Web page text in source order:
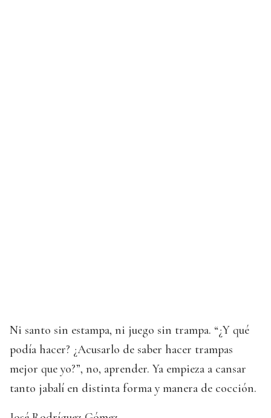
Ni santo sin estampa, ni juego sin trampa. “¿Y qué
podía hacer? ¿Acusarlo de saber hacer trampas
mejor que yo?”, no, aprender. Ya empieza a cansar
tanto jabalí en distinta forma y manera de cocción.